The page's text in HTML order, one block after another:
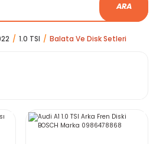
ARA
1.0 TSI Balata Ve Disk Setleri